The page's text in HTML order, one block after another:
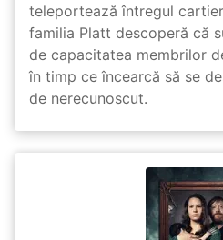
teleportează întregul
familia Platt descoperă că
de capacitatea membrilor
în timp ce încearcă să se
de nerecunoscut.